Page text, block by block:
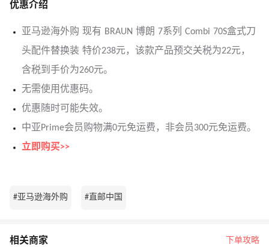
优惠介绍
亚马逊海外购 现有 BRAUN 博朗 7系列 Combi 70S盒式刀
头配件替换装 特价238元，该款产品预交关税为22元，
含税到手价为260元。
无需使用优惠码。
优惠随时可能失效。
中亚Prime会员购物满0元免运费，非会员300元免运费。
立即购买>>
#亚马逊海外购 #直邮中国
相关商家 下单攻略